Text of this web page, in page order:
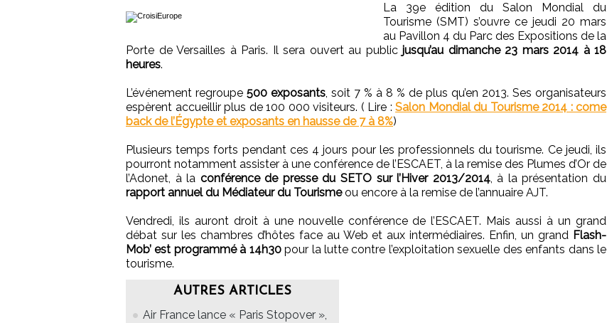
La 39e édition du Salon Mondial du
Tourisme (SMT) s’ouvre ce jeudi 20 mars
au Pavillon 4 du Parc des Expositions de la
Porte de Versailles à Paris. Il sera ouvert au public jusqu’au dimanche 23 mars 2014 à 18
heures.
L’événement regroupe 500 exposants, soit 7 % à 8 % de plus qu’en 2013. Ses organisateurs
espèrent accueillir plus de 100 000 visiteurs. ( Lire : Salon Mondial du Tourisme 2014 : come
back de l’Égypte et exposants en hausse de 7 à 8%)
Plusieurs temps forts pendant ces 4 jours pour les professionnels du tourisme. Ce jeudi, ils
pourront notamment assister à une conférence de l’ESCAET, à la remise des Plumes d’Or de
l’Adonet, à la conférence de presse du SETO sur l’Hiver 2013/2014, à la présentation du
rapport annuel du Médiateur du Tourismeou encore à la remise de l’annuaire AJT.
Vendredi, ils auront droit à une nouvelle conférence de l’ESCAET. Mais aussi à un grand
débat sur les chambres d’hôtes face au Web et aux intermédiaires. Enfin, un grand Flash-
Mob’ est programmé à 14h30pour la lutte contre l’exploitation sexuelle des enfants dans le
tourisme.
AUTRES ARTICLES
Air France lance « Paris Stopover »,